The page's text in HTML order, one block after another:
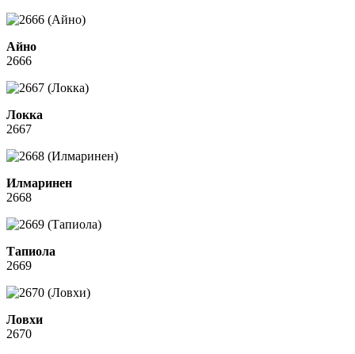
Айно
2666
Локка
2667
Илмаринен
2668
Тапиола
2669
Ловхи
2670